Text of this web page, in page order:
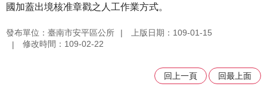
國加蓋出境核准章戳之人工作業方式。
發布單位：臺南市安平區公所
上版日期：109-01-15
修改時間：109-02-22
回上一頁 回最上面